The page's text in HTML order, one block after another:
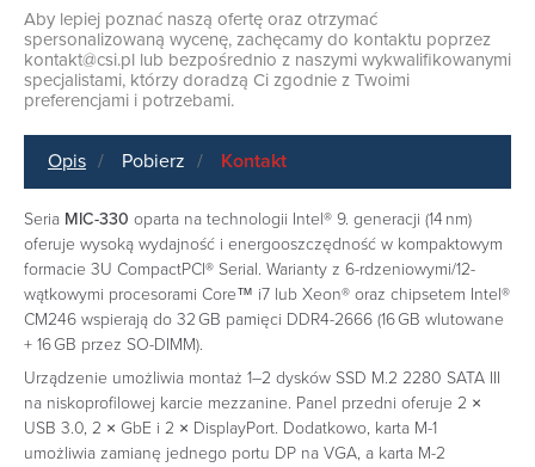
Aby lepiej poznać naszą ofertę oraz otrzymać
spersonalizowaną wycenę, zachęcamy do kontaktu poprzez
kontakt@csi.pl lub bezpośrednio z naszymi wykwalifikowanymi
specjalistami, którzy doradzą Ci zgodnie z Twoimi
preferencjami i potrzebami.
Opis Pobierz Kontakt
Seria MIC-330 oparta na technologii Intel® 9. generacji (14 nm)
oferuje wysoką wydajność i energooszczędność w kompaktowym
formacie 3U CompactPCI® Serial. Warianty z 6-rdzeniowymi/12-
wątkowymi procesorami Core™ i7 lub Xeon® oraz chipsetem Intel®
CM246 wspierają do 32 GB pamięci DDR4-2666 (16 GB wlutowane
+ 16 GB przez SO-DIMM).
Urządzenie umożliwia montaż 1–2 dysków SSD M.2 2280 SATA III
na niskoprofilowej karcie mezzanine. Panel przedni oferuje 2 ×
USB 3.0, 2 × GbE i 2 × DisplayPort. Dodatkowo, karta M-1
umożliwia zamianę jednego portu DP na VGA, a karta M-2